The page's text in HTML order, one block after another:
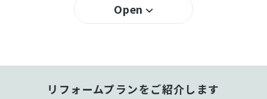
Open
リフォームプランをご紹介します